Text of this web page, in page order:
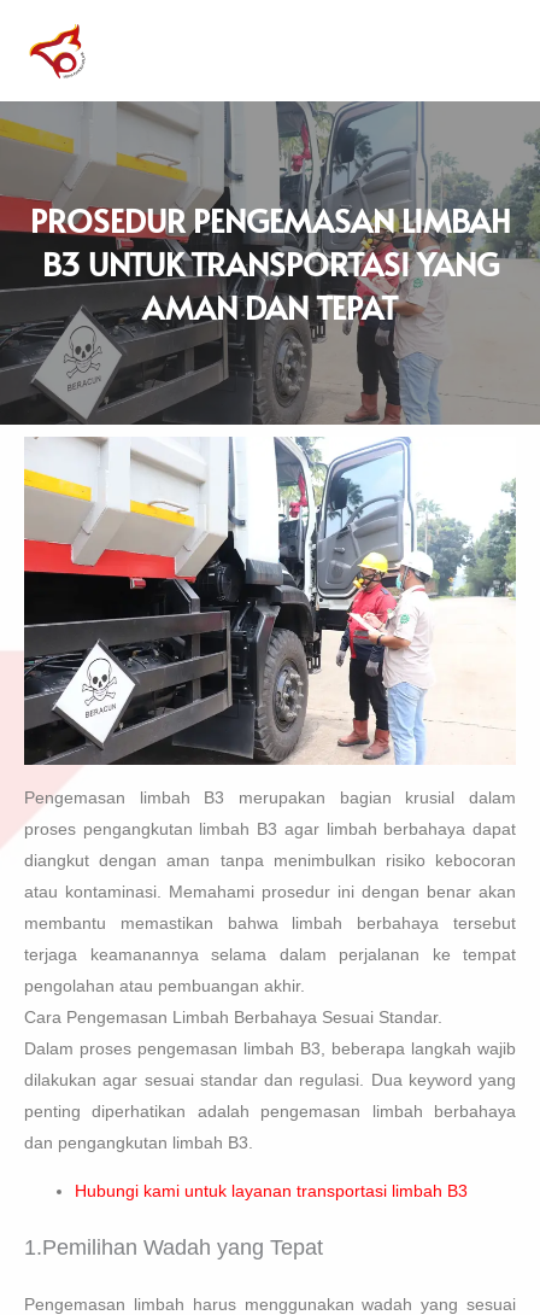
CONTENT
PROSEDUR PENGEMASAN LIMBAH
B3 UNTUK TRANSPORTASI YANG
AMAN DAN TEPAT
Pengemasan limbah B3 merupakan bagian krusial dalam
proses pengangkutan limbah B3 agar limbah berbahaya dapat
diangkut dengan aman tanpa menimbulkan risiko kebocoran
atau kontaminasi. Memahami prosedur ini dengan benar akan
membantu memastikan bahwa limbah berbahaya tersebut
terjaga keamanannya selama dalam perjalanan ke tempat
pengolahan atau pembuangan akhir.
Cara Pengemasan Limbah Berbahaya Sesuai Standar.
Dalam proses pengemasan limbah B3, beberapa langkah wajib
dilakukan agar sesuai standar dan regulasi. Dua keyword yang
penting diperhatikan adalah pengemasan limbah berbahaya
dan pengangkutan limbah B3.
Hubungi kami untuk layanan transportasi limbah B3
1.Pemilihan Wadah yang Tepat
Pengemasan limbah harus menggunakan wadah yang sesuai